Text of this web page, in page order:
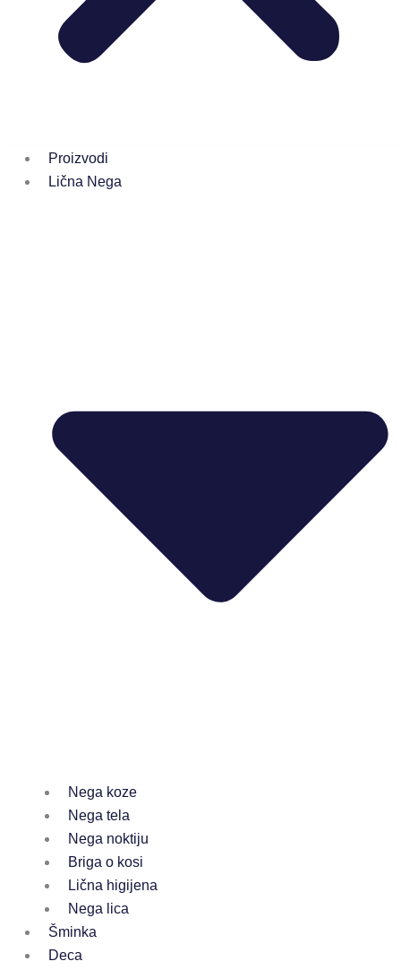
Proizvodi
Lična Nega
Nega koze
Nega tela
Nega noktiju
Briga o kosi
Lična higijena
Nega lica
Šminka
Deca